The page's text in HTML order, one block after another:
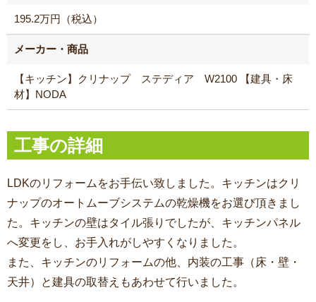
195.2万円（税込）
メーカー・商品
【キッチン】クリナップ ステディア W2100 【建具・床
材】NODA
工事の詳細
LDKのリフォームをお手伝い致しました。キッチンはクリ
ナップのオートムーブシステムの乾燥機をお選び頂きまし
た。キッチンの壁はタイル張りでしたが、キッチンパネル
へ変更をし、お手入れがしやすくなりました。
また、キッチンのリフォームの他、内装の工事（床・壁・
天井）と建具の取替えもあわせて行いました。